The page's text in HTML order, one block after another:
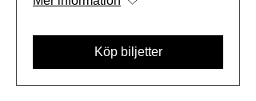
Köp biljetter